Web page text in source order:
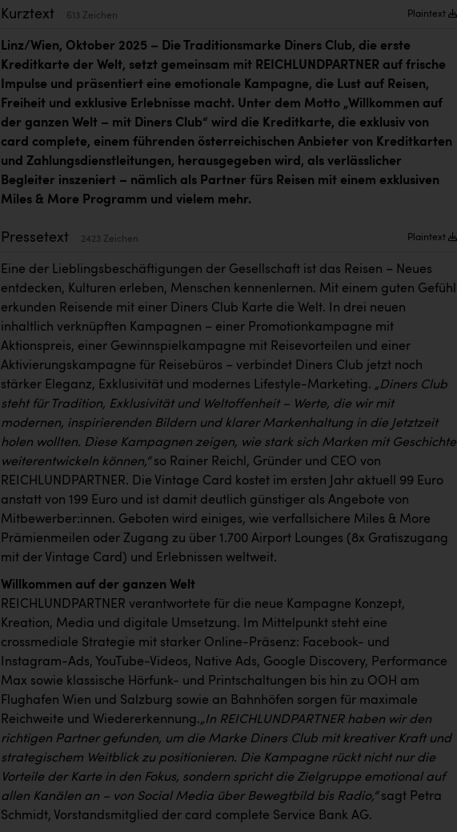
Kurztext 613 Zeichen Plaintext
Linz/Wien, Oktober 2025 – Die Traditionsmarke Diners Club, die erste
Kreditkarte der Welt, setzt gemeinsam mit REICHLUNDPARTNER auf frische
Impulse und präsentiert eine emotionale Kampagne, die Lust auf Reisen,
Freiheit und exklusive Erlebnisse macht. Unter dem Motto „Willkommen auf
der ganzen Welt – mit Diners Club“ wird die Kreditkarte, die exklusiv von
card complete, einem führenden österreichischen Anbieter von Kreditkarten
und Zahlungsdienstleitungen, herausgegeben wird, als verlässlicher
Begleiter inszeniert – nämlich als Partner fürs Reisen mit einem exklusiven
Miles & More Programm und vielem mehr.
Pressetext 2423 Zeichen Plaintext
Eine der Lieblingsbeschäftigungen der Gesellschaft ist das Reisen – Neues
entdecken, Kulturen erleben, Menschen kennenlernen. Mit einem guten Gefühl
erkunden Reisende mit einer Diners Club Karte die Welt. In drei neuen
inhaltlich verknüpften Kampagnen – einer Promotionkampagne mit
Aktionspreis, einer Gewinnspielkampagne mit Reisevorteilen und einer
Aktivierungskampagne für Reisebüros – verbindet Diners Club jetzt noch
stärker Eleganz, Exklusivität und modernes Lifestyle-Marketing. „Diners Club
steht für Tradition, Exklusivität und Weltoffenheit – Werte, die wir mit
modernen, inspirierenden Bildern und klarer Markenhaltung in die Jetztzeit
holen wollten. Diese Kampagnen zeigen, wie stark sich Marken mit Geschichte
weiterentwickeln können,“so Rainer Reichl, Gründer und CEO von
REICHLUNDPARTNER. Die Vintage Card kostet im ersten Jahr aktuell 99 Euro
anstatt von 199 Euro und ist damit deutlich günstiger als Angebote von
Mitbewerber:innen. Geboten wird einiges, wie verfallsichere Miles & More
Prämienmeilen oder Zugang zu über 1.700 Airport Lounges (8x Gratiszugang
mit der Vintage Card) und Erlebnissen weltweit.
Willkommen auf der ganzen Welt
REICHLUNDPARTNER verantwortete für die neue Kampagne Konzept,
Kreation, Media und digitale Umsetzung. Im Mittelpunkt steht eine
crossmediale Strategie mit starker Online-Präsenz: Facebook- und
Instagram-Ads, YouTube-Videos, Native Ads, Google Discovery, Performance
Max sowie klassische Hörfunk- und Printschaltungen bis hin zu OOH am
Flughafen Wien und Salzburg sowie an Bahnhöfen sorgen für maximale
Reichweite und Wiedererkennung.„In REICHLUNDPARTNER haben wir den
richtigen Partner gefunden, um die Marke Diners Club mit kreativer Kraft und
strategischem Weitblick zu positionieren. Die Kampagne rückt nicht nur die
Vorteile der Karte in den Fokus, sondern spricht die Zielgruppe emotional auf
allen Kanälen an – von Social Media über Bewegtbild bis Radio,“sagt Petra
Schmidt, Vorstandsmitglied der card complete Service Bank AG.